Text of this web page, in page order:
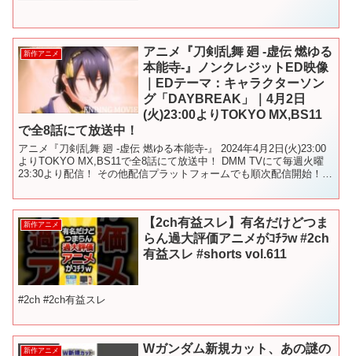
新作アニメ
アニメ『刀剣乱舞 廻 -虚伝 燃ゆる
本能寺-』ノンクレジットED映像
｜EDテーマ：キャラクターソン
グ「DAYBREAK」｜4月2日
(火)23:00よりTOKYO MX,BS11
で全8話にて放送中！
アニメ『刀剣乱舞 廻 -虚伝 燃ゆる本能寺-』 2024年4月2日(火)23:00
よりTOKYO MX,BS11で全8話にて放送中！ DMM TVにて毎週火曜
23:30より配信！ その他配信プラットフォームでも順次配信開始！
新作アニメ
【2ch有益スレ】有名だけどつま
らん過大評価アニメがｺﾁﾗw #2ch
有益スレ #shorts vol.611
#2ch #2ch有益スレ
新作アニメ
Wガンダム新規カット、あの謎の